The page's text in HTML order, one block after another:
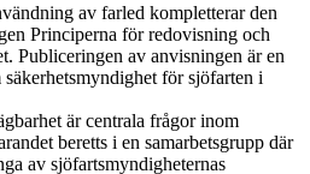
av farled kompletterar den
Principerna för redovisning och
Publiceringen av anvisningen är en
för sjöfarten i
är centrala frågor inom
beretts i en samarbetsgrupp där
av sjöfartsmyndigheternas